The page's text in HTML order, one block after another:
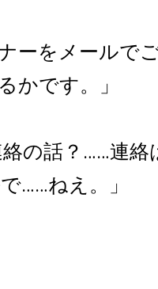
ーをメールで
かです。」
の話？……連絡
……ねえ。」